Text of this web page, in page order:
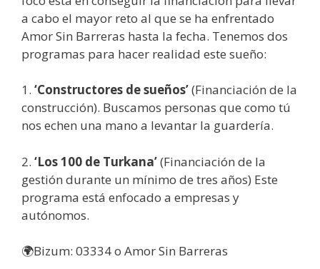
a cabo el mayor reto al que se ha enfrentado
Amor Sin Barreras hasta la fecha. Tenemos dos
programas para hacer realidad este sueño:
1. ‘Constructores de sueños’(Financiación de la
construcción). Buscamos personas que como tú
nos echen una mano a levantar la guardería.
2. ‘Los 100 de Turkana’(Financiación de la
gestión durante un mínimo de tres años) Este
programa está enfocado a empresas y
autónomos.
🌍Bizum: 03334 o Amor Sin Barreras